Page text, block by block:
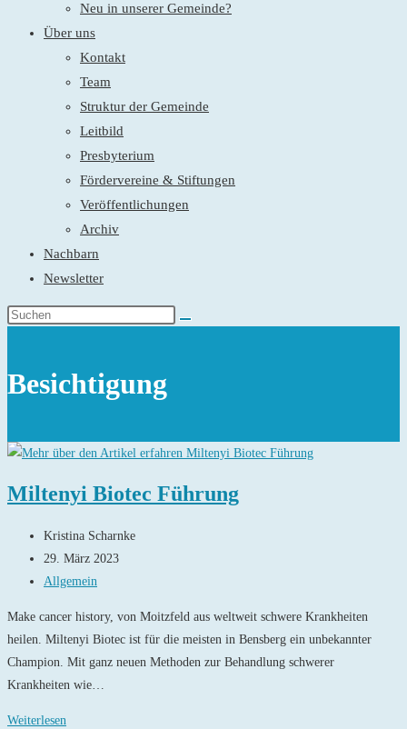
Neu in unserer Gemeinde?
Über uns
Kontakt
Team
Struktur der Gemeinde
Leitbild
Presbyterium
Fördervereine & Stiftungen
Veröffentlichungen
Archiv
Nachbarn
Newsletter
Besichtigung
Miltenyi Biotec Führung
Beitrags-
Autor:
Kristina Scharnke
Beitrag
veröffentlicht:
29. März 2023
Beitrags-
Allgemein
Make cancer history, von Moitzfeld aus weltweit schwere Krankheiten
heilen. Miltenyi Biotec ist für die meisten in Bensberg ein unbekannter
Champion. Mit ganz neuen Methoden zur Behandlung schwerer
Krankheiten wie…
Weiterlesen